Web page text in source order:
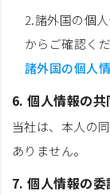
2.諸外国の個
からご確認くだ
諸外国の個人
6. 個人情報の共
当社は、本人の
ありません。
7. 個人情報の委